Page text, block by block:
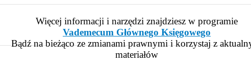
Więcej informacji i narzędzi znajdziesz w programie
Vademecum Głównego Księgowego
Bądź na bieżąco ze zmianami prawnymi i korzystaj z
materiałów